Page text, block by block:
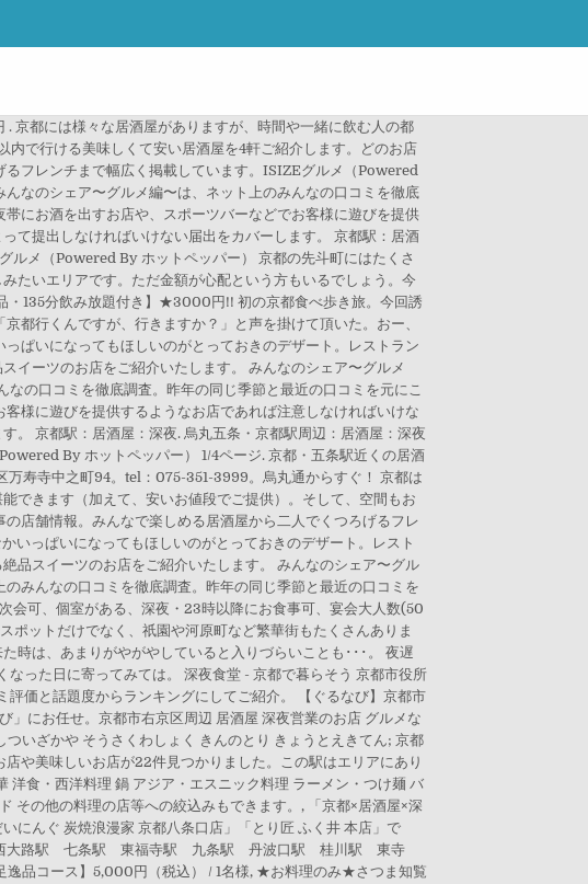
都には様々な居酒屋がありますが、時間や一緒に飲む人の都
で行ける美味しくて安い居酒屋を4軒ご紹介します。どのお店
フレンチまで幅広く掲載しています。ISIZEグルメ（Powered
なのシェア〜グルメ編〜は、ネット上のみんなの口コミを徹底
にお酒を出すお店や、スポーツバーなどでお客様に遊びを提供
て提出しなければいけない届出をカバーします。 京都駅：居酒
ルメ（Powered By ホットペッパー） 京都の先斗町にはたくさ
たいエリアです。ただ金額が心配という方もいるでしょう。今
135分飲み放題付き】★3000円!! 初の京都食べ歩き旅。今回誘
都行くんですが、行きますか？」と声を掛けて頂いた。おー、
ぱいになってもほしいのがとっておきのデザート。レストラン
イーツのお店をご紹介いたします。 みんなのシェア〜グルメ
の口コミを徹底調査。昨年の同じ季節と最近の口コミを元にこ
様に遊びを提供するようなお店であれば注意しなければいけな
。 京都駅：居酒屋：深夜. 烏丸五条・京都駅周辺：居酒屋：深夜
By ホットペッパー） 1/4ページ. 京都・五条駅近くの居酒
万寿寺中之町94。tel：075-351-3999。烏丸通からすぐ！ 京都は
できます（加えて、安いお値段でご提供）。そして、空間もお
店舗情報。みんなで楽しめる居酒屋から二人でくつろげるフレ
いっぱいになってもほしいのがとっておきのデザート。レスト
品スイーツのお店をご紹介いたします。 みんなのシェア〜グル
みんなの口コミを徹底調査。昨年の同じ季節と最近の口コミを
会可、個室がある、深夜・23時以降にお食事可、宴会大人数(50
ポットだけでなく、祇園や河原町など繁華街もたくさんありま
時は、あまりがやがやしていると入りづらいことも･･･。 夜遅
った日に寄ってみては。 深夜食堂 - 京都で暮らそう 京都市役所
価と話題度からランキングにしてご紹介。 【ぐるなび】京都市
にお任せ。京都市右京区周辺 居酒屋 深夜営業のお店 グルメな
いざかや そうさくわしょく きんのとり きょうとえきてん; 京都
や美味しいお店が22件見つかりました。この駅はエリアにあり
洋食・西洋料理 鍋 アジア・エスニック料理 ラーメン・つけ麺 バ
その他の料理の店等への絞込みもできます。, 「京都×居酒屋×深
にんぐ 炭焼浪漫家 京都八条口店」「とり匠 ふく井 本店」で
西大路駅 七条駅 東福寺駅 九条駅 丹波口駅 桂川駅 東寺
品コース】5,000円（税込） / 1名様, ★お料理のみ★さつま知覧